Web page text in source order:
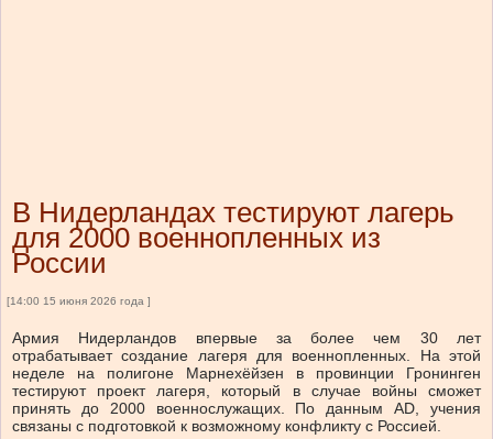
В Нидерландах тестируют лагерь
для 2000 военнопленных из
России
[14:00 15 июня 2026 года ]
Армия Нидерландов впервые за более чем 30 лет
отрабатывает создание лагеря для военнопленных. На этой
неделе на полигоне Марнехёйзен в провинции Гронинген
тестируют проект лагеря, который в случае войны сможет
принять до 2000 военнослужащих. По данным AD, учения
связаны с подготовкой к возможному конфликту с Россией.